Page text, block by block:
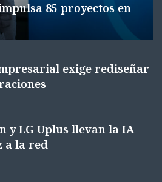
85 proyectos en
exige rediseñar
y LG Uplus llevan la IA
a la red